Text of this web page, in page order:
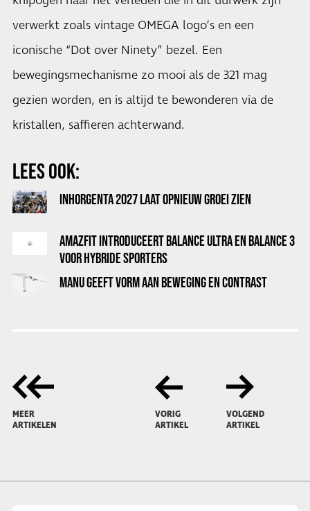
verwerkt zoals vintage OMEGA logo’s en een
iconische “Dot over Ninety” bezel. Een
bewegingsmechanisme zo mooi als de 321 mag
gezien worden, en is altijd te bewonderen via de
kristallen, saffieren achterwand.
LEES OOK:
INHORGENTA 2027 LAAT OPNIEUW GROEI ZIEN
AMAZFIT INTRODUCEERT BALANCE ULTRA EN BALANCE 3
VOOR HYBRIDE SPORTERS
MANU GEEFT VORM AAN BEWEGING EN CONTRAST
MEER
ARTIKELEN
VORIG
ARTIKEL
VOLGEND
ARTIKEL